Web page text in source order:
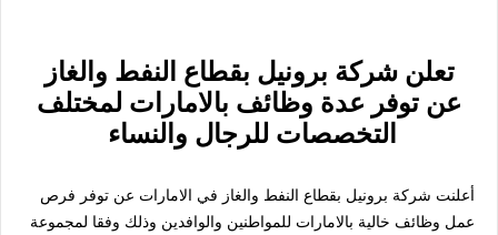
تعلن شركة برونيل بقطاع النفط والغاز
عن توفر عدة وظائف بالامارات لمختلف
التخصصات للرجال والنساء
أعلنت شركة برونيل بقطاع النفط والغاز في الامارات عن توفر فرص
عمل وظائف خالية بالامارات للمواطنين والوافدين وذلك وفقا لمجموعة